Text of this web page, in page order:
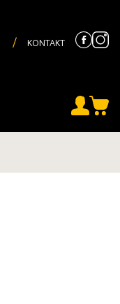
KONTAKT